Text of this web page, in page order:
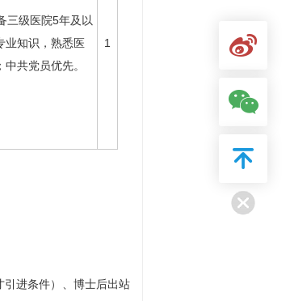
三级医院5年及以
业知识，熟悉医
共党员优先。
1
引进条件）、博士后出站